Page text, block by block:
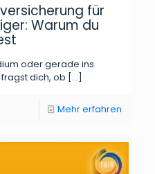
für
Warum du
oder gerade ins
dich, ob […]
Mehr erfahren